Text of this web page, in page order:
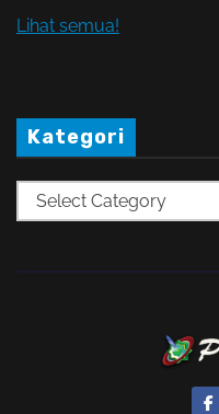
Lihat semua!
Kategori
a